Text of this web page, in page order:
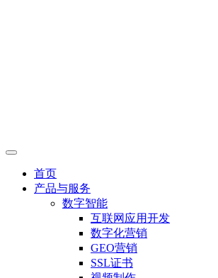
首页
产品与服务
数字智能
互联网应用开发
数字化营销
GEO营销
SSL证书